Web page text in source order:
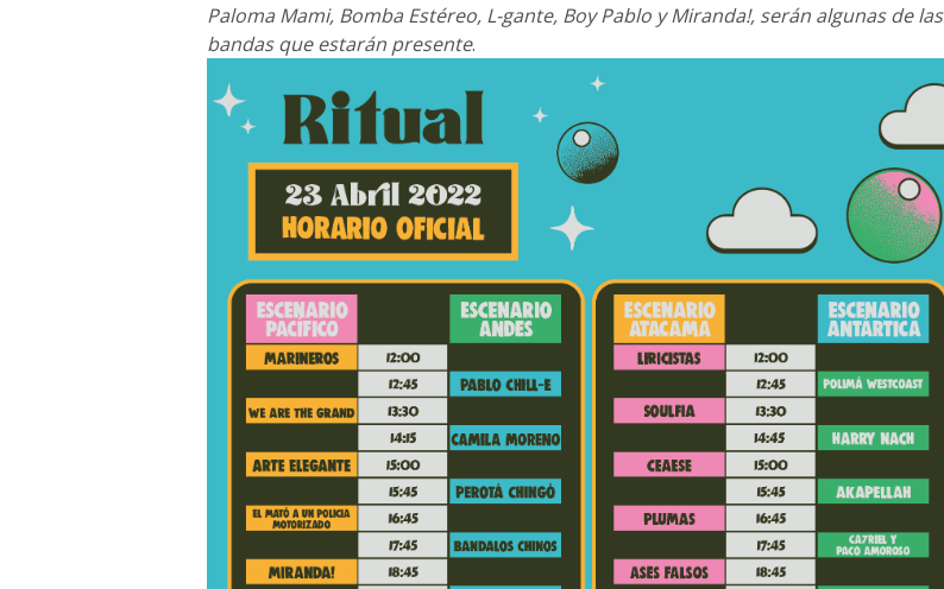
Paloma Mami, Bomba Estéreo, L-gante, Boy Pablo y Miranda!, serán algunas de las
bandas que estarán presente.